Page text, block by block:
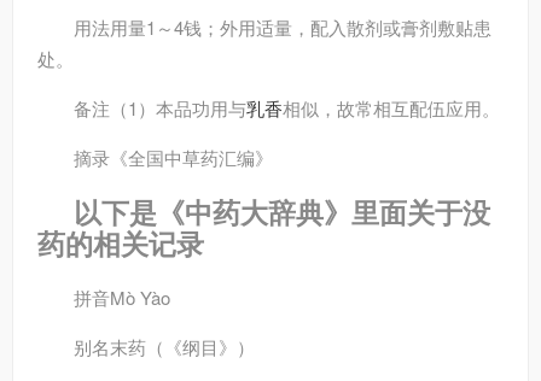
用法用量1～4钱；外用适量，配入散剂或膏剂敷贴患
处。
备注 （1）本品功用与乳香相似，故常相互配伍应用。
摘录 《全国中草药汇编》
以下是《中药大辞典》里面关于没
药的相关记录
拼音Mò Yào
别名末药（《纲目》）